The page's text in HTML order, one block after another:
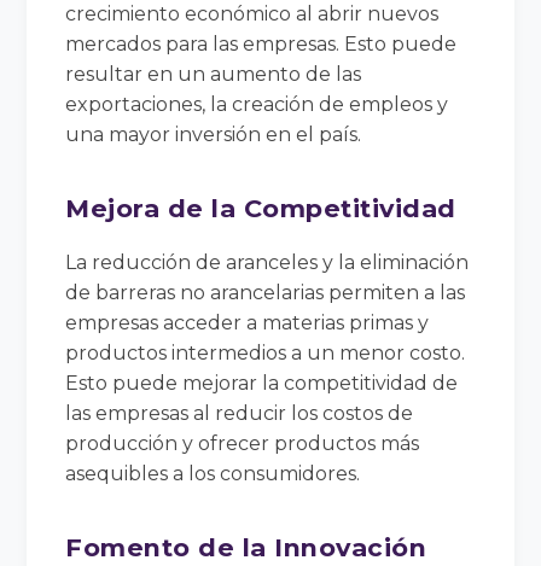
crecimiento económico al abrir nuevos
mercados para las empresas. Esto puede
resultar en un aumento de las
exportaciones, la creación de empleos y
una mayor inversión en el país.
Mejora de la Competitividad
La reducción de aranceles y la eliminación
de barreras no arancelarias permiten a las
empresas acceder a materias primas y
productos intermedios a un menor costo.
Esto puede mejorar la competitividad de
las empresas al reducir los costos de
producción y ofrecer productos más
asequibles a los consumidores.
Fomento de la Innovación